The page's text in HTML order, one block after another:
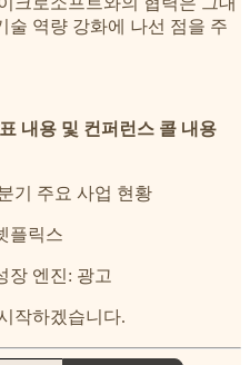
술 역량 강화에 나선 점을 주
내용 및 컨퍼런스 콜 내용
기 주요 사업 현황
플릭스
장 엔진: 광고
작하겠습니다.